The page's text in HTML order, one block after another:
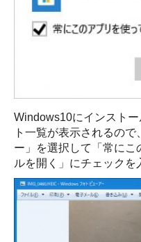
Windows10にインスト
ト一覧が表示されるの
ー」を選択して「常にこ
ルを開く」にチェックを